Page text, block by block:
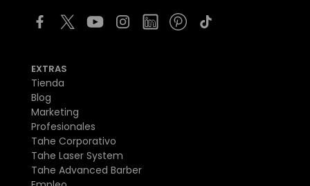
EXTRAS
Tienda
Blog
Marketing
Profesionales
Tahe Corporativo
Tahe Laser System
Tahe Advanced Barber